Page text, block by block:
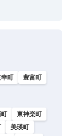
町
豊富町
東神楽町
美瑛町